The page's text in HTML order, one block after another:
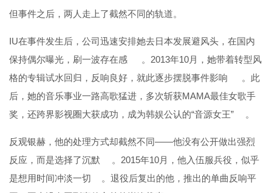
但事件之后，两人走上了截然不同的轨道。
IU在事件发生后，公司迅速安排她去日本发展避风头，在国内
保持偶尔曝光，刷一波存在感
。2013年10月，她带着转型风
格的专辑试水回归，反响良好，就此逐步摆脱事件影响
。此
后，她的音乐事业一路高歌猛进，多次斩获MAMA最佳女歌手
奖，还跨界影视圈大获成功，成为韩娱公认的“音源女王”
。
反观银赫，他的处理方式却截然不同——他没有公开做出强烈
反应，而是选择了沉默
。2015年10月，他入伍服兵役，似乎
是想用时间冲淡一切
。退役后复出的他，推出的单曲反响平